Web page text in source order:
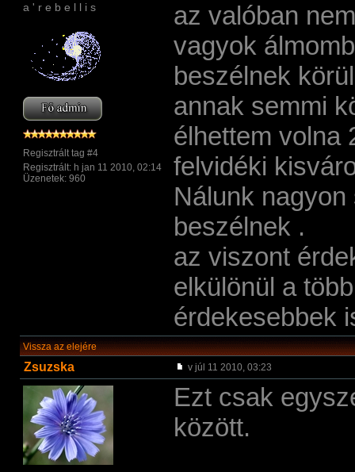
a ' r e b e l l i s
Regisztrált tag #4
Regisztrált: h jan 11 2010, 02:14
Üzenetek: 960
az valóban
vagyok
beszélnek
annak semmi
élhettem volna
felvidéki
Nálunk
beszélnek .
az viszont
elkülönül a
érdekesebbek
Vissza az elejére
Zsuzska v júl 11 2010, 03:23
Ezt csak
között.